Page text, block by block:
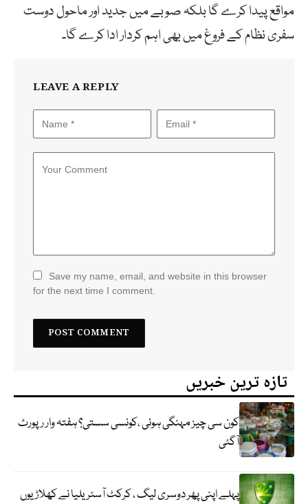
مواقع پیدا کرے گا بلکہ صوبے میں جدید اور ماحول دوست
سفری نظام کے فروغ میں بھی اہم کردار ادا کرے گا۔
LEAVE A REPLY
Save my name, email, and website in this browser
for the next time I comment.
تازہ ترین خبریں
کون سی چیز مہنگی ہوئی ،کونسی سستی؟ ہفتہ وار رپورٹ
آگئی
پہلے اپنی پھر دوسری لیگ ، کرکٹ آسٹریلیا نے کھلاڑیوں